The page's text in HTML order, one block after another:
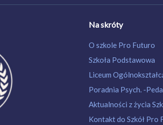
Na skróty
O szkole Pro Futuro
Szkoła Podstawowa
Liceum
Poradnia Psych. -
Aktualności z życia
Kontakt do Szkół Pro